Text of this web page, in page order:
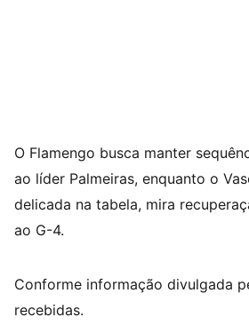
O Flamengo busca manter
ao líder Palmeiras, enquanto o
delicada na tabela, mira
ao G-4.
Conforme informação divulgada
recebidas.